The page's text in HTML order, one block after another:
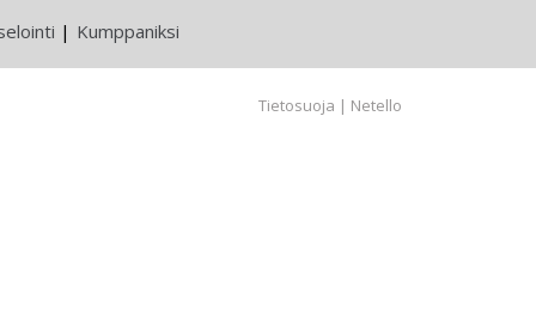
Kumppaniksi
Tietosuoja | Netello